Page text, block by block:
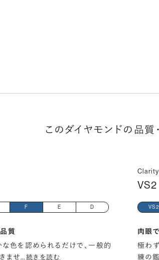
このダイヤモンドの品質
F E D
質
色を認められるだけで、一般的
ませ…続きを読む
Clarity
VS2
VS2
肉眼
極わ
練の